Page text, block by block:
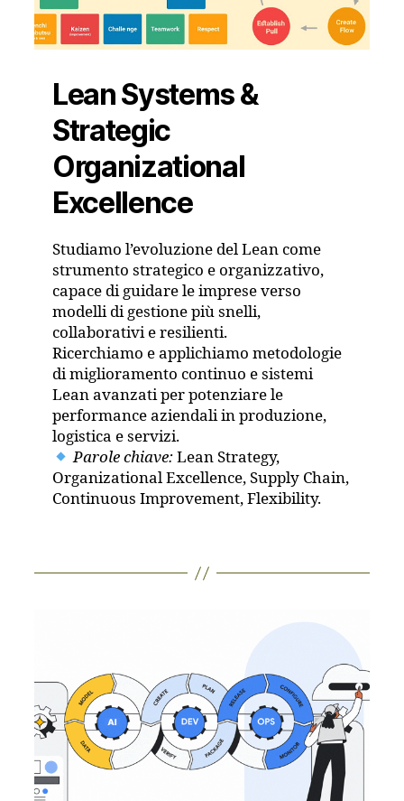
Lean Systems &
Strategic
Organizational
Excellence
Studiamo l’evoluzione del Lean come
strumento strategico e organizzativo,
capace di guidare le imprese verso
modelli di gestione più snelli,
collaborativi e resilienti.
Ricerchiamo e applichiamo metodologie
di miglioramento continuo e sistemi
Lean avanzati per potenziare le
performance aziendali in produzione,
logistica e servizi.
Parole chiave:Lean Strategy,
Organizational Excellence, Supply Chain,
Continuous Improvement, Flexibility.